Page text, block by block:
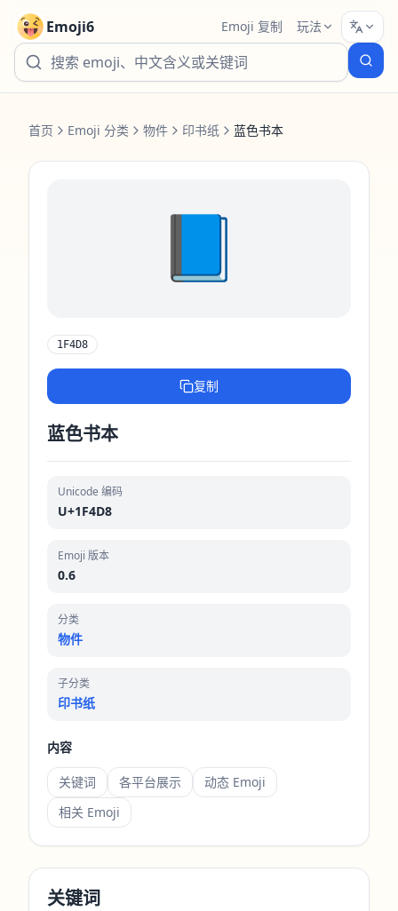
Emoji6 Emoji 复制 玩法
首页 Emoji 分类 物件 印书纸 蓝色书本
1F4D8
复制
蓝色书本
Unicode 编码
U+1F4D8
Emoji 版本
0.6
分类
物件
子分类
印书纸
内容
关键词 各平台展示
动态 Emoji
相关 Emoji
关键词